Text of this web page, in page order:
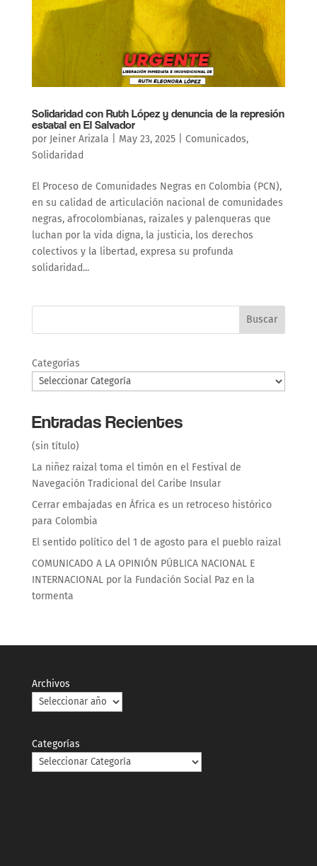
Solidaridad con Ruth López y denuncia de la represión
estatal en El Salvador
por Jeiner Arizala May 23, 2025| Comunicados,
Solidaridad
El Proceso de Comunidades Negras en Colombia (PCN),
en su calidad de articulación nacional de comunidades
negras, afrocolombianas, raizales y palenqueras que
luchan por la vida digna, la justicia, los derechos
colectivos y la libertad, expresa su profunda
solidaridad...
Buscar
Categorías
Entradas Recientes
(sin título)
La niñez raizal toma el timón en el Festival de
Navegación Tradicional del Caribe Insular
Cerrar embajadas en África es un retroceso histórico
para Colombia
El sentido político del 1 de agosto para el pueblo raizal
COMUNICADO A LA OPINIÓN PÚBLICA NACIONAL E
INTERNACIONAL por la Fundación Social Paz en la
tormenta
Archivos
Categorías